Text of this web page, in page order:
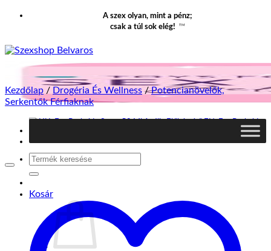
Ugrás
A szex olyan, mint a pénz;
csak a túl sok elég!
TM
Keresés
Kosár
Kezdőlap / Drogéria És Wellness / Potencianövelők,
Serkentők Férfiaknak